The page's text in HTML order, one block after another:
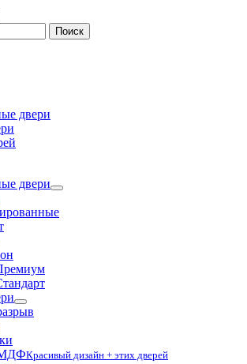
Поиск
двери
двери
Красивый дизайн + этих дверей